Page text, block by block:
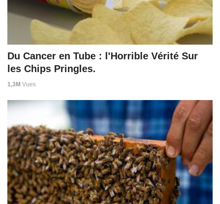
Du Cancer en Tube : l'Horrible Vérité Sur
les Chips Pringles.
1,3M Vues